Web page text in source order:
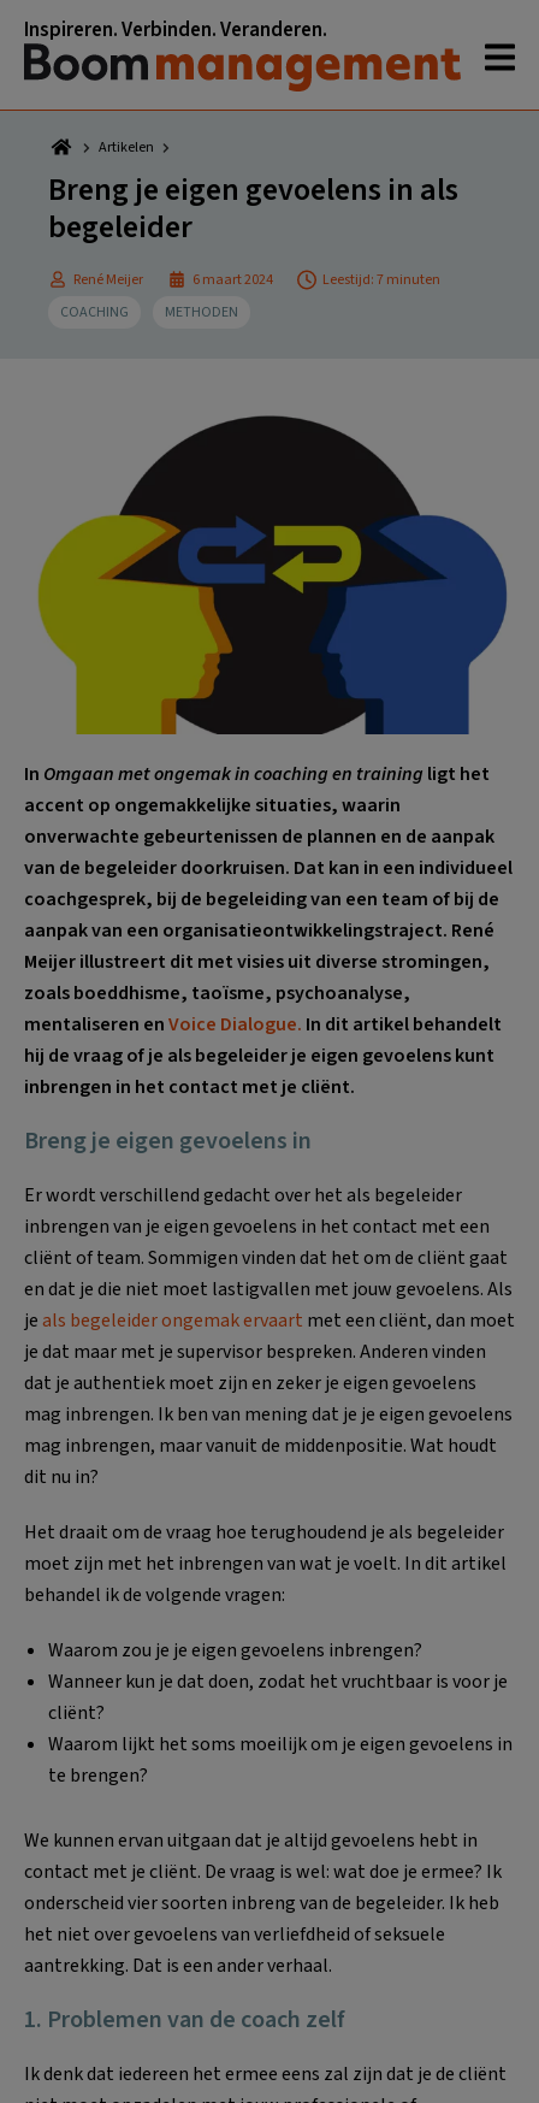
naar
hoofdnavigatie
naar
hoofd
inhoud
naar
eerste
sidebar
naar
voettekst
Inspireren. Verbinden. Veranderen.
Artikelen
Breng je eigen gevoelens in als
begeleider
René Meijer 6 maart 2024
Leestijd: 7 minuten
COACHING
METHODEN
In Omgaan met ongemak in coaching en training ligt het
accent op ongemakkelijke situaties, waarin
onverwachte gebeurtenissen de plannen en de aanpak
van de begeleider doorkruisen. Dat kan in een individueel
coachgesprek, bij de begeleiding van een team of bij de
aanpak van een organisatieontwikkelingstraject. René
Meijer illustreert dit met visies uit diverse stromingen,
zoals boeddhisme, taoïsme, psychoanalyse,
mentaliseren enVoice Dialogue. In dit artikel behandelt
hij de vraag of je als begeleider je eigen gevoelens kunt
inbrengen in het contact met je cliënt.
Breng je eigen gevoelens in
Er wordt verschillend gedacht over het als begeleider
inbrengen van je eigen gevoelens in het contact met een
cliënt of team. Sommigen vinden dat het om de cliënt gaat
en dat je die niet moet lastigvallen met jouw gevoelens. Als
jeals begeleider ongemak ervaart met een cliënt, dan moet
je dat maar met je supervisor bespreken. Anderen vinden
dat je authentiek moet zijn en zeker je eigen gevoelens
mag inbrengen. Ik ben van mening dat je je eigen gevoelens
mag inbrengen, maar vanuit de middenpositie. Wat houdt
dit nu in?
Het draait om de vraag hoe terughoudend je als begeleider
moet zijn met het inbrengen van wat je voelt. In dit artikel
behandel ik de volgende vragen:
Waarom zou je je eigen gevoelens inbrengen?
Wanneer kun je dat doen, zodat het vruchtbaar is voor je
cliënt?
Waarom lijkt het soms moeilijk om je eigen gevoelens in
te brengen?
We kunnen ervan uitgaan dat je altijd gevoelens hebt in
contact met je cliënt. De vraag is wel: wat doe je ermee? Ik
onderscheid vier soorten inbreng van de begeleider. Ik heb
het niet over gevoelens van verliefdheid of seksuele
aantrekking. Dat is een ander verhaal.
1. Problemen van de coach zelf
Ik denk dat iedereen het ermee eens zal zijn dat je de cliënt